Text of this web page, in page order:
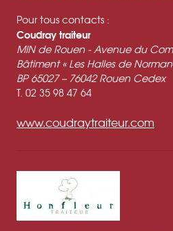
Pour tous contacts :
Coudray traiteur
MIN de Rouen - Avenue du
Bâtiment « Les Halles de
BP 65027 – 76042 Rouen Cedex
T. 02 35 98 47 64
www.coudraytraiteur.com